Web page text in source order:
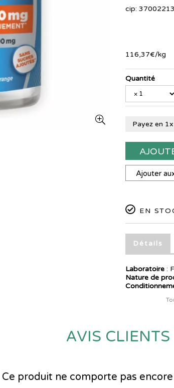
cip:
116,37€/kg
Quantité
Payez en
Ajouter
EN
Détails
Laboratoire :
Nature de
AVIS CLIENTS
Ce produit ne comporte pas encore